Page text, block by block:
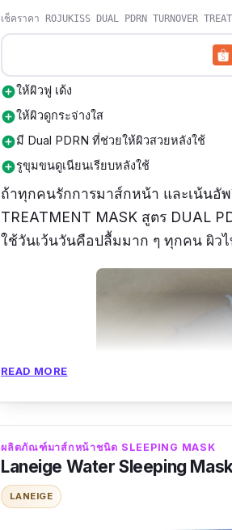
เช็คราคา ROJUKISS DUAL PDRN TURNOVER
add_circleให้ผิวฟู เด้ง
add_circleให้ผิวดูกระจ่างใส
add_circleมี Dual PDRN ที่ช่วยให้ผิวสวยหลังใช้
add_circleรูขุมขนดูเนียนเรียบหลังใช้
ถ้าทุกคนรักการมาส์กหน้า และเน้นอัพ
TREATMENT MASK สูตร DUAL
ใช้วันเว้นวันคือปลื้มมาก ๆ ทุกคน ผิว
READ MORE
ผลิตภัณฑ์มาส์กหน้าชนิด SLEEPING MASK
Laneige Water Sleeping
LANEIGE